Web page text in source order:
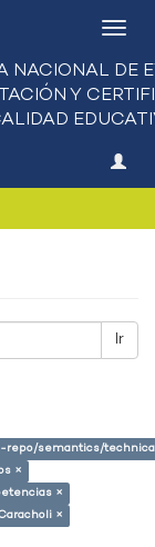
Ir
repo/semantics/
×
×
×